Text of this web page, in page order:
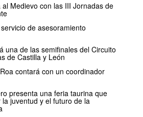
al Medievo con las III Jornadas de
de asesoramiento
una de las semifinales del Circuito
de Castilla y León
contará con un coordinador
presenta una feria taurina que
juventud y el futuro de la